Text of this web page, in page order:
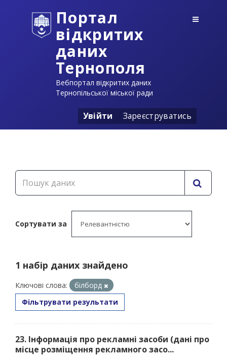
Портал
відкритих
даних
Тернополя
Вебпортал відкритих даних
Тернопільської міської ради
Увійти Зареєструватись
Сортувати за
1 набір даних знайдено
Ключові слова:
білборд
Фільтрувати результати
23. Інформація про рекламні засоби (дані про
місце розміщення рекламного засо...